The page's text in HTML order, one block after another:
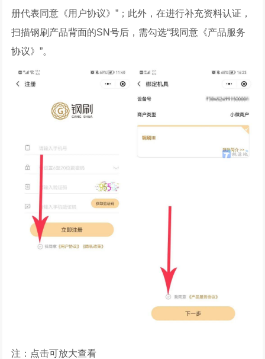
册代表同意《用户协议》”；此外，在进行补充资料认证，
扫描钢刷产品背面的SN号后，需勾选“我同意《产品服务
协议》”。
注：点击可放大查看